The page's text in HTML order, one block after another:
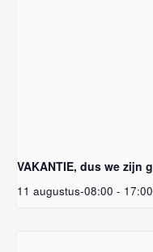
VAKANTIE, dus we zijn
11 augustus-08:00 - 17:00